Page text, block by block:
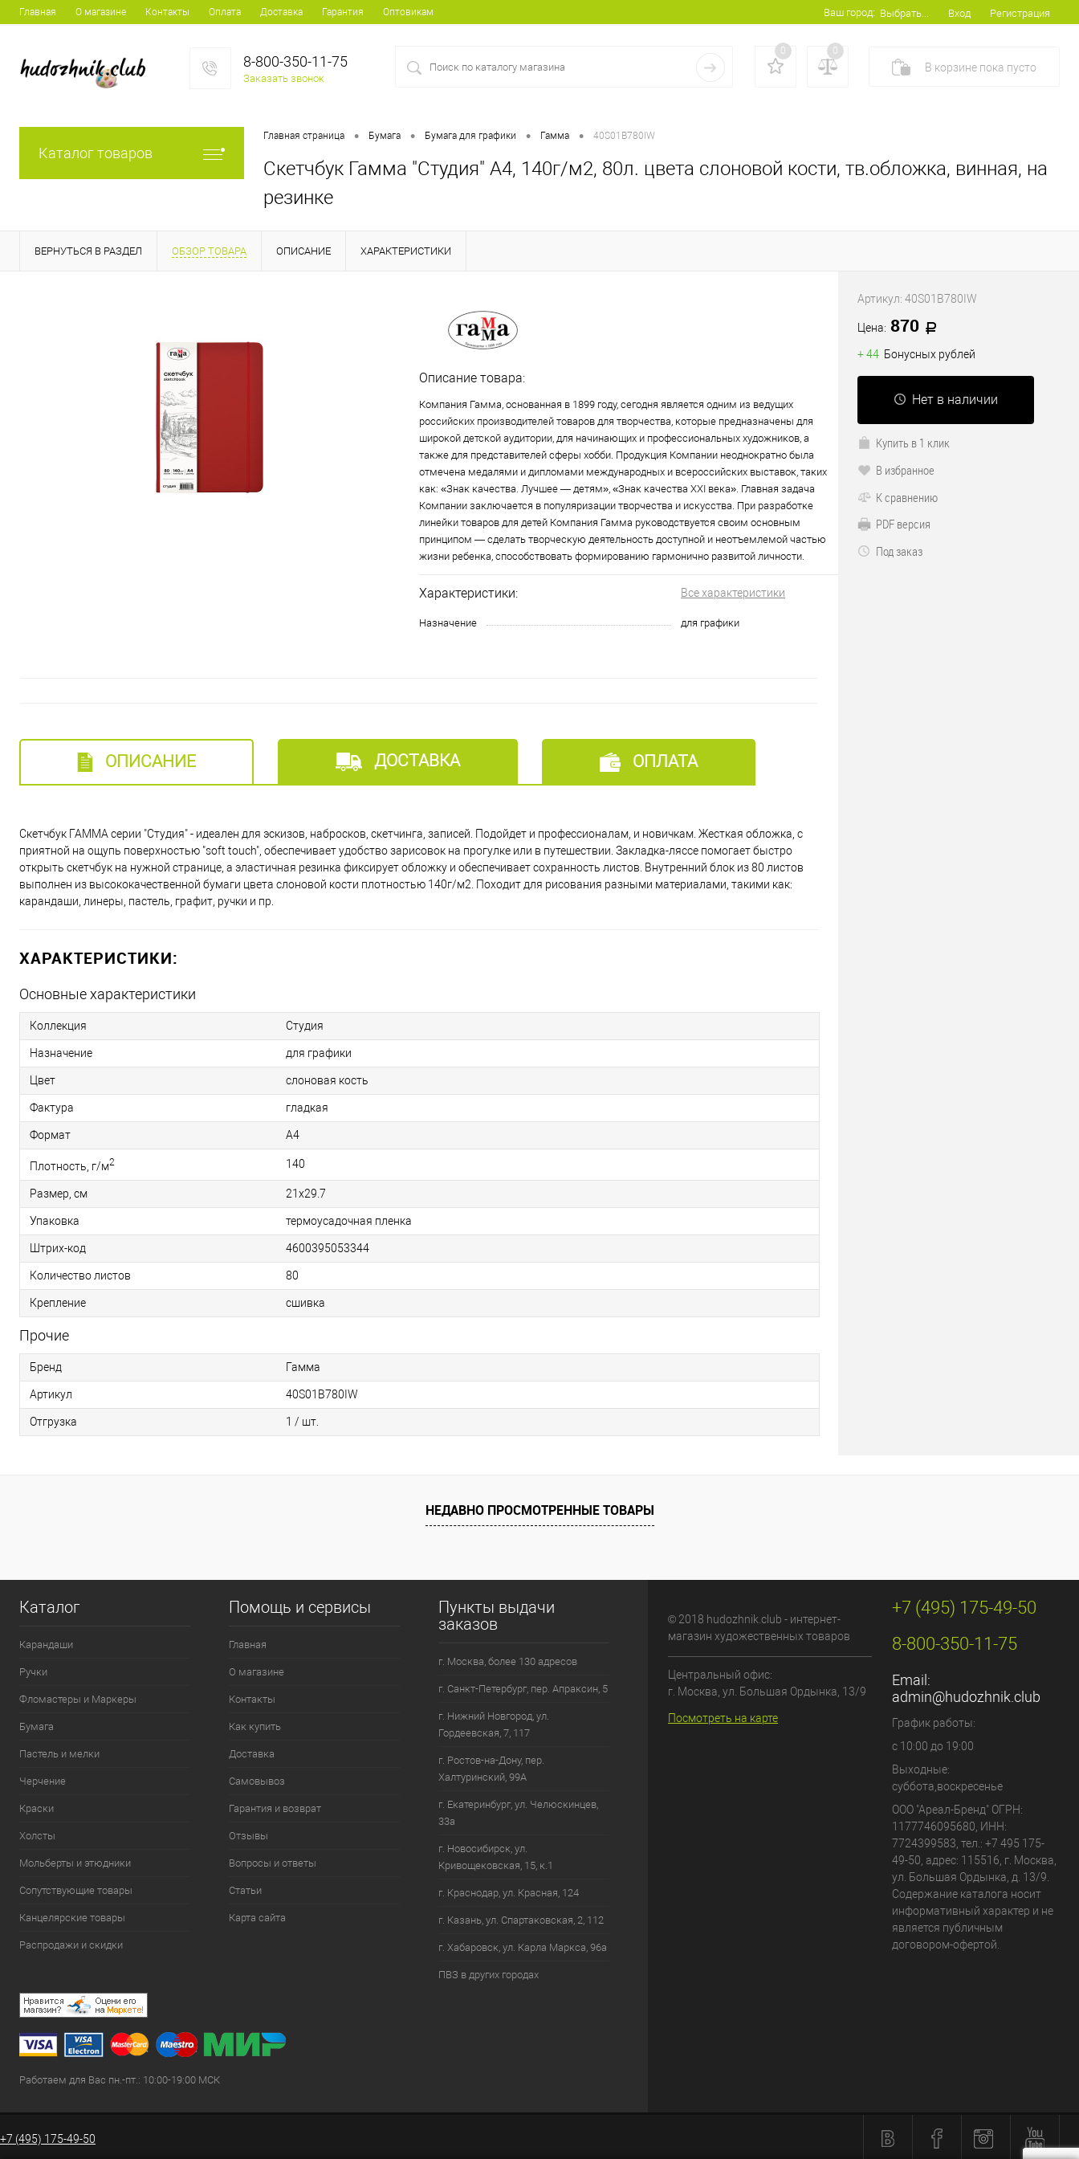
Главная О магазине Контакты Оплата Доставка Гарантия Оптовикам Ваш город: Выбрать... Вход Регистрация
8-800-350-11-75
Заказать звонок
0 0
В корзине пока пусто
Каталог товаров
Главная страница • Бумага • Бумага для графики • Гамма • 40S01B780IW
Скетчбук Гамма "Студия" A4, 140г/м2, 80л. цвета слоновой кости, тв.обложка, винная, на
резинке
ВЕРНУТЬСЯ В РАЗДЕЛ ОБЗОР ТОВАРА ОПИСАНИЕ ХАРАКТЕРИСТИКИ
Описание товара:
Компания Гамма, основанная в 1899 году, сегодня является одним из ведущих
российских производителей товаров для творчества, которые предназначены для
широкой детской аудитории, для начинающих и профессиональных художников, а
также для представителей сферы хобби. Продукция Компании неоднократно была
отмечена медалями и дипломами международных и всероссийских выставок, таких
как: «Знак качества. Лучшее — детям», «Знак качества XXI века». Главная задача
Компании заключается в популяризации творчества и искусства. При разработке
линейки товаров для детей Компания Гамма руководствуется своим основным
принципом — сделать творческую деятельность доступной и неотъемлемой частью
жизни ребенка, способствовать формированию гармонично развитой личности.
Характеристики: Все характеристики
Назначение для графики
ОПИСАНИЕ ДОСТАВКА ОПЛАТА
Скетчбук ГАММА серии "Студия" - идеален для эскизов, набросков, скетчинга, записей. Подойдет и профессионалам, и новичкам. Жесткая обложка, с
приятной на ощупь поверхностью "soft touch", обеспечивает удобство зарисовок на прогулке или в путешествии. Закладка-ляссе помогает быстро
открыть скетчбук на нужной странице, а эластичная резинка фиксирует обложку и обеспечивает сохранность листов. Внутренний блок из 80 листов
выполнен из высококачественной бумаги цвета слоновой кости плотностью 140г/м2. Походит для рисования разными материалами, такими как:
карандаши, линеры, пастель, графит, ручки и пр.
ХАРАКТЕРИСТИКИ:
Основные характеристики
Коллекция Студия
Назначение для графики
Цвет слоновая кость
Фактура гладкая
Формат A4
Плотность, г/м2 140
Размер, см 21х29.7
Упаковка термоусадочная пленка
Штрих-код 4600395053344
Количество листов 80
Крепление сшивка
Прочие
Бренд Гамма
Артикул 40S01B780IW
Отгрузка 1 / шт.
Артикул: 40S01B780IW
Цена: 870
+ 44 Бонусных рублей
Нет в наличии
Купить в 1 клик
В избранное
К сравнению
PDF версия
Под заказ
НЕДАВНО ПРОСМОТРЕННЫЕ ТОВАРЫ
Каталог
Карандаши
Ручки
Фломастеры и Маркеры
Бумага
Пастель и мелки
Черчение
Краски
Холсты
Мольберты и этюдники
Сопутствующие товары
Канцелярские товары
Распродажи и скидки
Помощь и сервисы
Главная
О магазине
Контакты
Как купить
Доставка
Самовывоз
Гарантия и возврат
Отзывы
Вопросы и ответы
Статьи
Карта сайта
Пункты выдачи
заказов
г. Москва, более 130 адресов
г. Санкт-Петербург, пер. Апраксин, 5
г. Нижний Новгород, ул.
Гордеевская, 7, 117
г. Ростов-на-Дону, пер.
Халтуринский, 99А
г. Екатеринбург, ул. Челюскинцев,
33а
г. Новосибирск, ул.
Кривощековская, 15, к.1
г. Краснодар, ул. Красная, 124
г. Казань, ул. Спартаковская, 2, 112
г. Хабаровск, ул. Карла Маркса, 96а
ПВЗ в других городах
Работаем для Вас пн.-пт.: 10:00-19:00 МСК
© 2018 hudozhnik.club - интернет-
магазин художественных товаров
Центральный офис:
г. Москва, ул. Большая Ордынка, 13/9
Посмотреть на карте
+7 (495) 175-49-50
8-800-350-11-75
Email:
admin@hudozhnik.club
График работы:
с 10:00 до 19:00
Выходные:
суббота,воскресенье
ООО "Ареал-Бренд" ОГРН:
1177746095680, ИНН:
7724399583, тел.: +7 495 175-
49-50, адрес: 115516, г. Москва,
ул. Большая Ордынка, д. 13/9.
Содержание каталога носит
информативный характер и не
является публичным
договором-офертой.
+7 (495) 175-49-50